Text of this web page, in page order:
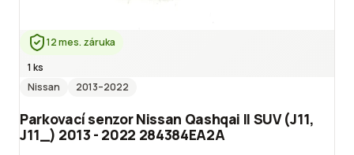
12 mes. záruka
1 ks
Nissan
2013–2022
Parkovací senzor Nissan Qashqai II SUV (J11,
J11_) 2013 - 2022 284384EA2A